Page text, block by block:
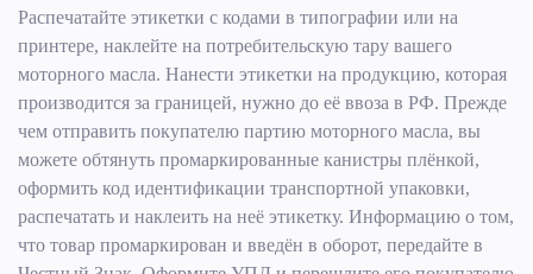
Распечатайте этикетки с кодами в типографии или на
принтере, наклейте на потребительскую тару вашего
моторного масла. Нанести этикетки на продукцию, которая
производится за границей, нужно до её ввоза в РФ. Прежде
чем отправить покупателю партию моторного масла, вы
можете обтянуть промаркированные канистры плёнкой,
оформить код идентификации транспортной упаковки,
распечатать и наклеить на неё этикетку. Информацию о том,
что товар промаркирован и введён в оборот, передайте в